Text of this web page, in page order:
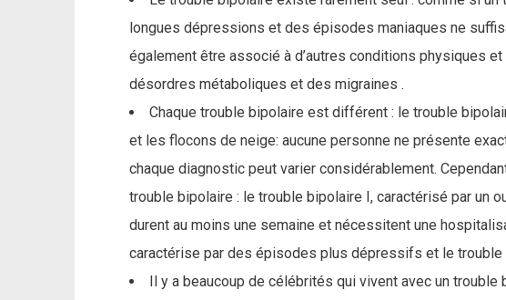
longues dépressions et des épisodes maniaques ne
également être associé à d’autres conditions physiques
désordres métaboliques et des migraines .
Chaque trouble bipolaire est différent : le trouble
et les flocons de neige: aucune personne ne présente
chaque diagnostic peut varier considérablement.
trouble bipolaire : le trouble bipolaire I, caractérisé par un
durent au moins une semaine et nécessitent une
caractérise par des épisodes plus dépressifs et le trouble
Il y a beaucoup de célébrités qui vivent avec un